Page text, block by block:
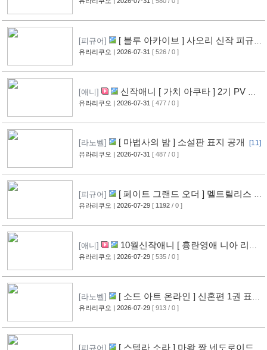
[11]
[피규어]
[ 블루 아카이브 ] 사오리 신작 피규어
공개 [10]
유라리쿠오 | 2026-07-31 [ 526 / 0 ]
[애니]
신작애니 [ 가치 아쿠타 ] 2기 PV 영
상 공개
[13]
유라리쿠오 | 2026-07-31 [ 477 / 0 ]
[라노벨] [ 마법사의 밤 ] 소설판 표지 공개 [11]
유라리쿠오 | 2026-07-31 [ 487 / 0 ]
[피규어]
[ 페이트 그랜드 오더 ] 멜트릴리스 신
작 피규어 공개 [12]
유라리쿠오 | 2026-07-29 [ 1192 / 0 ]
[애니]
10월신작애니 [ 흉란영애 니아 리스
톤 ] PV 영상 공개
[13]
유라리쿠오 | 2026-07-29 [ 535 / 0 ]
[라노벨]
[ 소드 아트 온라인 ] 신혼편 1권 표지
공개 [16]
유라리쿠오 | 2026-07-29 [ 913 / 0 ]
[피규어] [ 스텔라 소라 ] 마왕 짱 넨도로이드